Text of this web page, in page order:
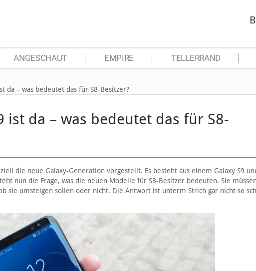
ANGESCHAUT EMPIRE TELLERRAND
da – was bedeutet das für S8-Besitzer?
ist da – was bedeutet das für S8-
die neue Galaxy-Generation vorgestellt. Es besteht aus einem Galaxy S9
nun die Frage, was die neuen Modelle für S8-Besitzer bedeuten. Sie
sie umsteigen sollen oder nicht. Die Antwort ist unterm Strich gar nicht so